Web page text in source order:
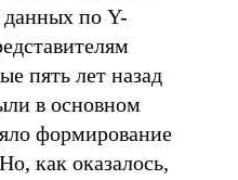
данных по Y-
пять лет назад
в основном
формирование
как оказалось,